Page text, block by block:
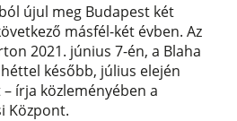
újul meg Budapest két
másfél-két évben. Az
2021. június 7-én, a Blaha
később, július elején
írja közleményében a
Központ.